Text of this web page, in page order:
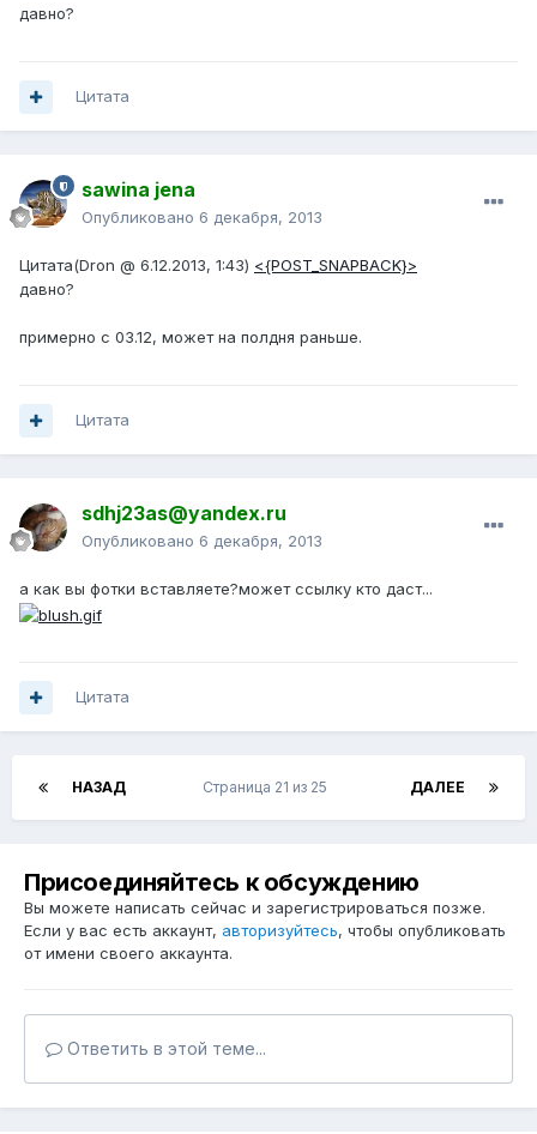
давно?
Цитата
sawina jena
Опубликовано 6 декабря, 2013
Цитата(Dron @ 6.12.2013, 1:43) <{POST_SNAPBACK}>
давно?
примерно с 03.12, может на полдня раньше.
Цитата
sdhj23as@yandex.ru
Опубликовано 6 декабря, 2013
а как вы фотки вставляете?может ссылку кто даст...
Цитата
НАЗАД ДАЛЕЕ
Страница 21 из 25
Присоединяйтесь к обсуждению
Вы можете написать сейчас и зарегистрироваться позже.
Если у вас есть аккаунт, авторизуйтесь, чтобы опубликовать
от имени своего аккаунта.
Ответить в этой теме...